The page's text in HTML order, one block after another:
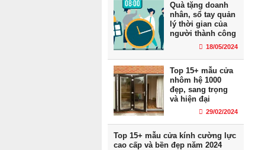
Quà tặng doanh
nhân, sổ tay quản
lý thời gian của
người thành công
18/05/2024
Top 15+ mẫu cửa
nhôm hệ 1000
đẹp, sang trọng
và hiện đại
29/02/2024
Top 15+ mẫu cửa kính cường lực
cao cấp và bền đẹp năm 2024